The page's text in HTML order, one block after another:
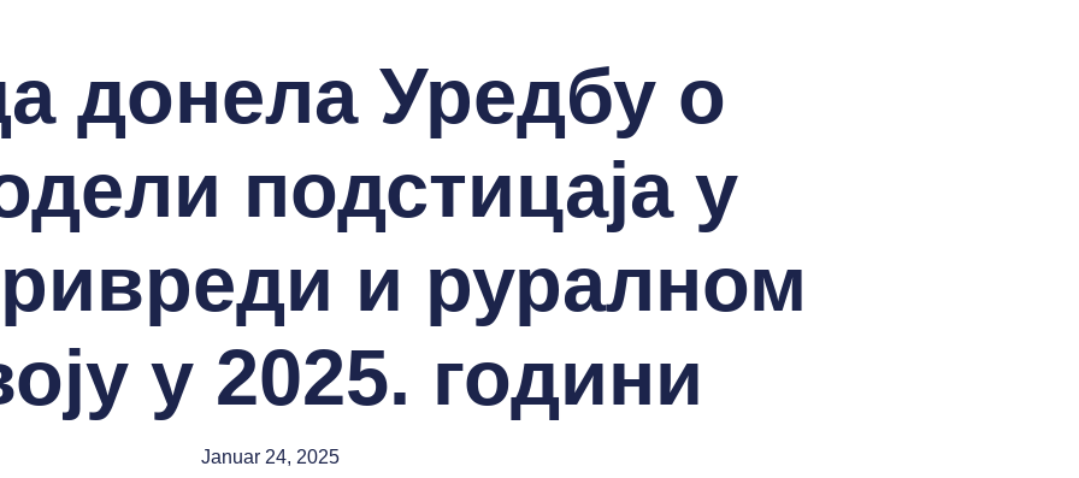
донела Уредбу о
подстицаја у
и руралном
у 2025. години
Januar 24, 2025